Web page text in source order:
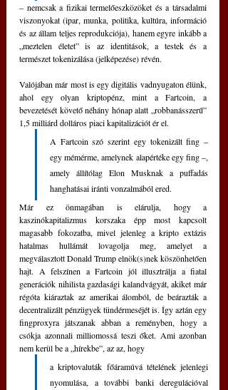
– nemcsak a fizikai termelőeszközöket és a társadalmi
viszonyokat (ipar, munka, politika, kultúra, információ
és az állam teljes reprodukciója), hanem egyre inkább a
„meztelen életet” is az identitások, a testek és a
természet tokenizálása (jelképezése) révén.
Valójában már most is egy digitális vadnyugaton élünk,
ahol egy olyan kriptopénz, mint a Fartcoin, a
bevezetését követő néhány hónap alatt „robbanásszerű”
1,5 milliárd dolláros piaci kapitalizációt ér el.
A Fartcoin szó szerint egy tokenizált fing –
egy mémérme, amelynek alapértéke egy fing –,
amely állítólag Elon Musknak a puffadás
hanghatásai iránti vonzalmából ered.
Már ez önmagában is elárulja, hogy a
kaszinókapitalizmus korszaka épp most kapcsolt
magasabb fokozatba, mivel jelenleg a kripto extázis
hatalmas hullámát lovagolja meg, amelyet a
megválasztott Donald Trump elnök(s)nek köszönhetően
hajt. A felszínen a Fartcoin jól illusztrálja a fiatal
generációk nihilista gazdasági kalandvágyát, akiket már
régóta kiáraztak az amerikai álomból, de beárazták a
decentralizált pénzügyek tündérmeséjét is. Így aztán egy
fingproxyra játszanak abban a reményben, hogy a
csókja azonnali milliomossá teszi őket. Ami azonban
nem kerül be a „hírekbe”, az az, hogy
a kriptovaluták főáramúvá tételének jelenlegi
nyomulása, a további banki deregulációval